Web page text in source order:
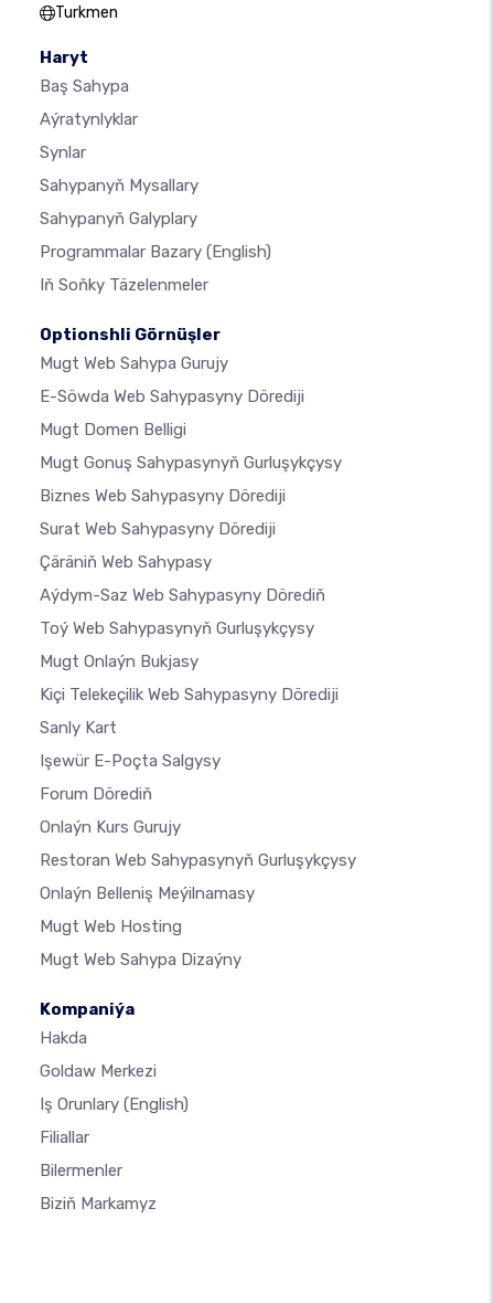
Turkmen
Haryt
Baş Sahypa
Aýratynlyklar
Synlar
Sahypanyň Mysallary
Sahypanyň Galyplary
Programmalar Bazary (English)
Iň Soňky Täzelenmeler
Optionshli Görnüşler
Mugt Web Sahypa Gurujy
E-Söwda Web Sahypasyny Dörediji
Mugt Domen Belligi
Mugt Gonuş Sahypasynyň Gurluşykçysy
Biznes Web Sahypasyny Dörediji
Surat Web Sahypasyny Dörediji
Çäräniň Web Sahypasy
Aýdym-Saz Web Sahypasyny Dörediň
Toý Web Sahypasynyň Gurluşykçysy
Mugt Onlaýn Bukjasy
Kiçi Telekeçilik Web Sahypasyny Dörediji
Sanly Kart
Işewür E-Poçta Salgysy
Forum Dörediň
Onlaýn Kurs Gurujy
Restoran Web Sahypasynyň Gurluşykçysy
Onlaýn Belleniş Meýilnamasy
Mugt Web Hosting
Mugt Web Sahypa Dizaýny
Kompaniýa
Hakda
Goldaw Merkezi
Iş Orunlary (English)
Filiallar
Bilermenler
Biziň Markamyz